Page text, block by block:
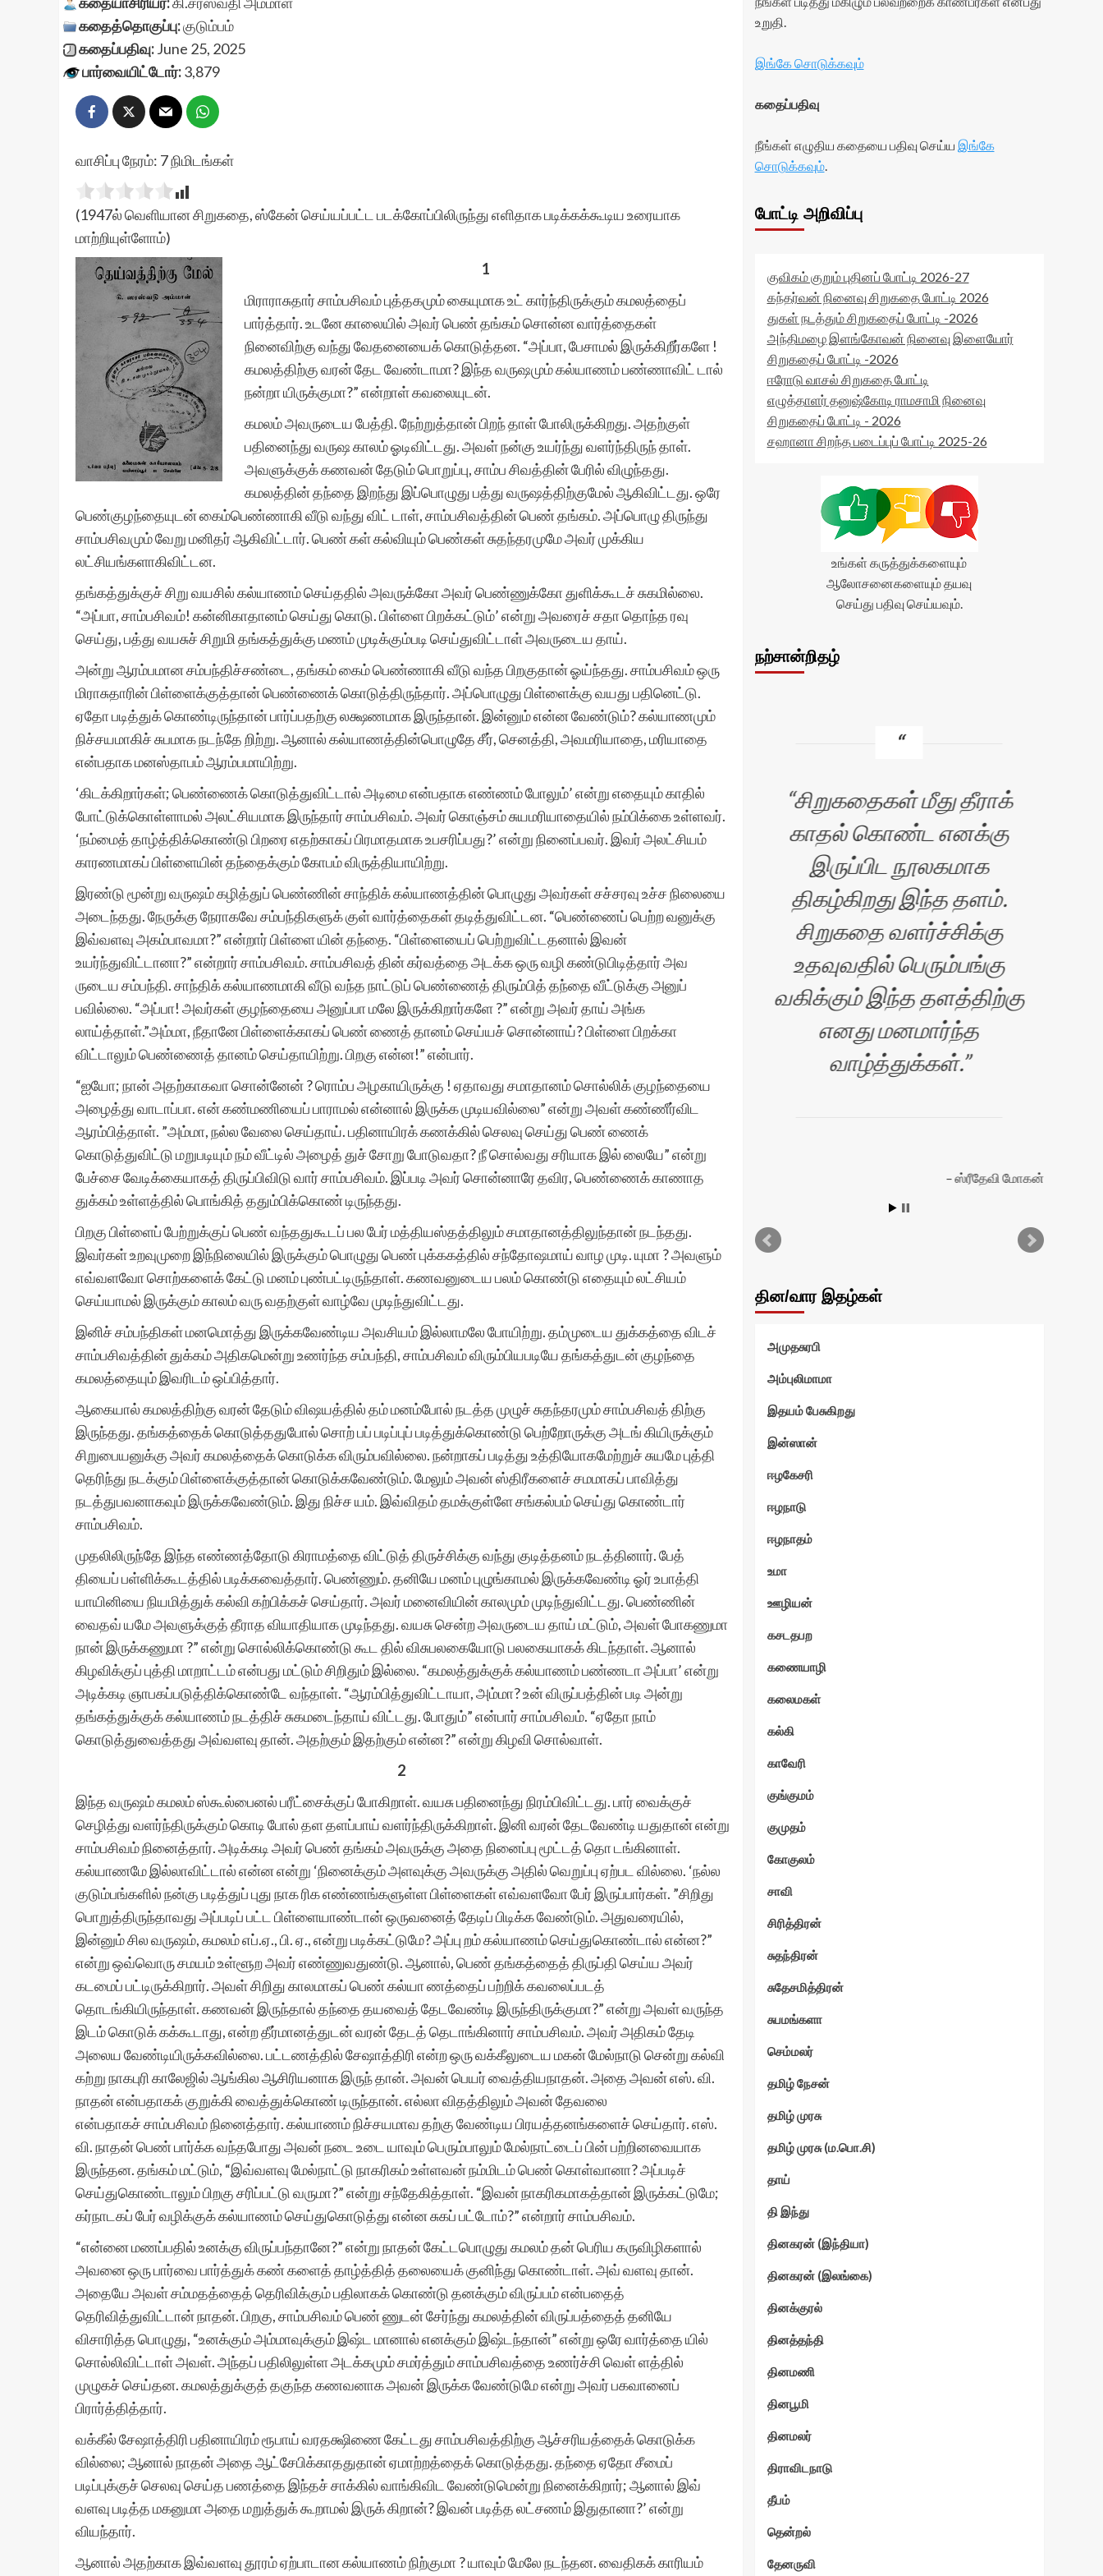
கதைத்தொகுப்பு:குடும்பம்
கதைப்பதிவு:June 25, 2025
பார்வையிட்டோர்:3,879
வாசிப்பு நேரம்: 7நிமிடங்கள்
(1947ல் வெளியான சிறுகதை, ஸ்கேன் செய்யப்பட்ட படக்கோப்பிலிருந்து எளிதாக படிக்கக்கூடிய உரையாக
மாற்றியுள்ளோம்)
1
மிராராசுதார் சாம்பசிவம் புத்தகமும் கையுமாக உட் கார்ந்திருக்கும் கமலத்தைப்
பார்த்தார். உடனே காலையில் அவர் பெண் தங்கம் சொன்ன வார்த்தைகள்
நினைவிற்கு வந்து வேதனையைக் கொடுத்தன. “அப்பா, பேசாமல் இருக்கிறீர்களே !
கமலத்திற்கு வரன் தேட வேண்டாமா? இந்த வருஷமும் கல்யாணம் பண்ணாவிட் டால்
நன்றா யிருக்குமா?” என்றாள் கவலையுடன்.
கமலம் அவருடைய பேத்தி. நேற்றுத்தான் பிறந் தாள் போலிருக்கிறது. அதற்குள்
பதினைந்து வருஷ காலம் ஓடிவிட்டது. அவள் நன்கு உயர்ந்து வளர்ந்திருந் தாள்.
அவளுக்குக் கணவன் தேடும் பொறுப்பு, சாம்ப சிவத்தின் பேரில் விழுந்தது.
கமலத்தின் தந்தை இறந்து இப்பொழுது பத்து வருஷத்திற்குமேல் ஆகிவிட்டது. ஒரே
பெண்குழந்தையுடன் கைம்பெண்ணாகி வீடு வந்து விட் டாள், சாம்பசிவத்தின் பெண் தங்கம். அப்பொழு திருந்து
சாம்பசிவமும் வேறு மனிதர் ஆகிவிட்டார். பெண் கள் கல்வியும் பெண்கள் சுதந்தரமுமே அவர் முக்கிய
லட்சியங்களாகிவிட்டன.
தங்கத்துக்குச் சிறு வயசில் கல்யாணம் செய்ததில் அவருக்கோ அவர் பெண்ணுக்கோ துளிக்கூடச் சுகமில்லை.
“அப்பா, சாம்பசிவம்! கன்னிகாதானம் செய்து கொடு. பிள்ளை பிறக்கட்டும்’ என்று அவரைச் சதா தொந்த ரவு
செய்து, பத்து வயசுச் சிறுமி தங்கத்துக்கு மணம் முடிக்கும்படி செய்துவிட்டாள் அவருடைய தாய்.
அன்று ஆரம்பமான சம்பந்திச்சண்டை, தங்கம் கைம் பெண்ணாகி வீடு வந்த பிறகுதான் ஓய்ந்தது. சாம்பசிவம் ஒரு
மிராசுதாரின் பிள்ளைக்குத்தான் பெண்ணைக் கொடுத்திருந்தார். அப்பொழுது பிள்ளைக்கு வயது பதினெட்டு.
ஏதோ படித்துக் கொண்டிருந்தான் பார்ப்பதற்கு லக்ஷணமாக இருந்தான். இன்னும் என்ன வேண்டும்? கல்யாணமும்
நிச்சயமாகிச் சுபமாக நடந்தே றிற்று. ஆனால் கல்யாணத்தின்பொழுதே சீர், செனத்தி, அவமரியாதை, மரியாதை
என்பதாக மனஸ்தாபம் ஆரம்பமாயிற்று.
‘கிடக்கிறார்கள்; பெண்ணைக் கொடுத்துவிட்டால் அடிமை என்பதாக எண்ணம் போலும்’ என்று எதையும் காதில்
போட்டுக்கொள்ளாமல் அலட்சியமாக இருந்தார் சாம்பசிவம். அவர் கொஞ்சம் சுயமரியாதையில் நம்பிக்கை உள்ளவர்.
‘நம்மைத் தாழ்த்திக்கொண்டு பிறரை எதற்காகப் பிரமாதமாக உபசரிப்பது?’ என்று நினைப்பவர். இவர் அலட்சியம்
காரணமாகப் பிள்ளையின் தந்தைக்கும் கோபம் விருத்தியாயிற்று.
இரண்டு மூன்று வருஷம் கழித்துப் பெண்ணின் சாந்திக் கல்யாணத்தின் பொழுது அவர்கள் சச்சரவு உச்ச நிலையை
அடைந்தது. நேருக்கு நேராகவே சம்பந்திகளுக் குள் வார்த்தைகள் தடித்துவிட்டன. “பெண்ணைப் பெற்ற வனுக்கு
இவ்வளவு அகம்பாவமா?” என்றார் பிள்ளை யின் தந்தை. “பிள்ளையைப் பெற்றுவிட்டதனால் இவன்
உயர்ந்துவிட்டானா?” என்றார் சாம்பசிவம். சாம்பசிவத் தின் கர்வத்தை அடக்க ஒரு வழி கண்டுபிடித்தார் அவ
ருடைய சம்பந்தி. சாந்திக் கல்யாணமாகி வீடு வந்த நாட்டுப் பெண்ணைத் திரும்பித் தந்தை வீட்டுக்கு அனுப்
பவில்லை. “அப்பா! அவர்கள் குழந்தையை அனுப்பா மலே இருக்கிறார்களே ?” என்று அவர் தாய் அங்க
லாய்த்தாள்.”அம்மா, நீதானே பிள்ளைக்காகப் பெண் ணைத் தானம் செய்யச் சொன்னாய்? பிள்ளை பிறக்கா
விட்டாலும் பெண்ணைத் தானம் செய்தாயிற்று. பிறகு என்ன!” என்பார்.
“ஐயோ; நான் அதற்காகவா சொன்னேன் ? ரொம்ப அழகாயிருக்கு ! ஏதாவது சமாதானம் சொல்லிக் குழந்தையை
அழைத்து வாடாப்பா. என் கண்மணியைப் பாராமல் என்னால் இருக்க முடியவில்லை” என்று அவள் கண்ணீர்விட
ஆரம்பித்தாள். ”அம்மா, நல்ல வேலை செய்தாய். பதினாயிரக் கணக்கில் செலவு செய்து பெண் ணைக்
கொடுத்துவிட்டு மறுபடியும் நம் வீட்டில் அழைத் துச் சோறு போடுவதா? நீ சொல்வது சரியாக இல் லையே” என்று
பேச்சை வேடிக்கையாகத் திருப்பிவிடு வார் சாம்பசிவம். இப்படி அவர் சொன்னாரே தவிர, பெண்ணைக் காணாத
துக்கம் உள்ளத்தில் பொங்கித் ததும்பிக்கொண் டிருந்தது.
பிறகு பிள்ளைப் பேற்றுக்குப் பெண் வந்ததுகூடப் பல பேர் மத்தியஸ்தத்திலும் சமாதானத்திலுந்தான் நடந்தது.
இவர்கள் உறவுமுறை இந்நிலையில் இருக்கும் பொழுது பெண் புக்ககத்தில் சந்தோஷமாய் வாழ முடி. யுமா ? அவளும்
எவ்வளவோ சொற்களைக் கேட்டு மனம் புண்பட்டிருந்தாள். கணவனுடைய பலம் கொண்டு எதையும் லட்சியம்
செய்யாமல் இருக்கும் காலம் வரு வதற்குள் வாழ்வே முடிந்துவிட்டது.
இனிச் சம்பந்திகள் மனமொத்து இருக்கவேண்டிய அவசியம் இல்லாமலே போயிற்று. தம்முடைய துக்கத்தை விடச்
சாம்பசிவத்தின் துக்கம் அதிகமென்று உணர்ந்த சம்பந்தி, சாம்பசிவம் விரும்பியபடியே தங்கத்துடன் குழந்தை
கமலத்தையும் இவரிடம் ஒப்பித்தார்.
ஆகையால் கமலத்திற்கு வரன் தேடும் விஷயத்தில் தம் மனம்போல் நடத்த முழுச் சுதந்தரமும் சாம்பசிவத் திற்கு
இருந்தது. தங்கத்தைக் கொடுத்ததுபோல் சொற் பப் படிப்புப் படித்துக்கொண்டு பெற்றோருக்கு அடங் கியிருக்கும்
சிறுபையனுக்கு அவர் கமலத்தைக் கொடுக்க விரும்பவில்லை. நன்றாகப் படித்து உத்தியோகமேற்றுச் சுயமே புத்தி
தெரிந்து நடக்கும் பிள்ளைக்குத்தான் கொடுக்கவேண்டும். மேலும் அவன் ஸ்திரீகளைச் சமமாகப் பாவித்து
நடத்துபவனாகவும் இருக்கவேண்டும். இது நிச்ச யம். இவ்விதம் தமக்குள்ளே சங்கல்பம் செய்து கொண்டார்
சாம்பசிவம்.
முதலிலிருந்தே இந்த எண்ணத்தோடு கிராமத்தை விட்டுத் திருச்சிக்கு வந்து குடித்தனம் நடத்தினார். பேத்
தியைப் பள்ளிக்கூடத்தில் படிக்கவைத்தார். பெண்ணும். தனியே மனம் புழுங்காமல் இருக்கவேண்டி ஓர் உபாத்தி
யாயினியை நியமித்துக் கல்வி கற்பிக்கச் செய்தார். அவர் மனைவியின் காலமும் முடிந்துவிட்டது. பெண்ணின்
வைதவ் யமே அவளுக்குத் தீராத வியாதியாக முடிந்தது. வயசு சென்ற அவருடைய தாய் மட்டும், அவள் போகணுமா
நான் இருக்கணுமா ?” என்று சொல்லிக்கொண்டு கூட தில் விசுபலகையோடு பலகையாகக் கிடந்தாள். ஆனால்
கிழவிக்குப் புத்தி மாறாட்டம் என்பது மட்டும் சிறிதும் இல்லை. “கமலத்துக்குக் கல்யாணம் பண்ணடா அப்பா’ என்று
அடிக்கடி ஞாபகப்படுத்திக்கொண்டே வந்தாள். “ஆரம்பித்துவிட்டாயா, அம்மா? உன் விருப்பத்தின் படி அன்று
தங்கத்துக்குக் கல்யாணம் நடத்திச் சுகமடைந்தாய் விட்டது. போதும்” என்பார் சாம்பசிவம். “ஏதோ நாம்
கொடுத்துவைத்தது அவ்வளவு தான். அதற்கும் இதற்கும் என்ன?” என்று கிழவி சொல்வாள்.
2
இந்த வருஷம் கமலம் ஸ்கூல்பைனல் பரீட்சைக்குப் போகிறாள். வயசு பதினைந்து நிரம்பிவிட்டது. பார் வைக்குச்
செழித்து வளர்ந்திருக்கும் கொடி போல் தள தளப்பாய் வளர்ந்திருக்கிறாள். இனி வரன் தேடவேண்டி யதுதான் என்று
சாம்பசிவம் நினைத்தார். அடிக்கடி அவர் பெண் தங்கம் அவருக்கு அதை நினைப்பு மூட்டத் தொ டங்கினாள்.
கல்யாணமே இல்லாவிட்டால் என்ன என்று ‘நினைக்கும் அளவுக்கு அவருக்கு அதில் வெறுப்பு ஏற்பட வில்லை. ‘நல்ல
குடும்பங்களில் நன்கு படித்துப் புது நாக ரிக எண்ணங்களுள்ள பிள்ளைகள் எவ்வளவோ பேர் இருப்பார்கள். ”சிறிது
பொறுத்திருந்தாவது அப்படிப் பட்ட பிள்ளையாண்டான் ஒருவனைத் தேடிப் பிடிக்க வேண்டும். அதுவரையில்,
இன்னும் சில வருஷம், கமலம் எப்.ஏ., பி. ஏ., என்று படிக்கட்டுமே? அப்பு றம் கல்யாணம் செய்துகொண்டால் என்ன?”
என்று ஒவ்வொரு சமயம் உள்ளூற அவர் எண்ணுவதுண்டு. ஆனால், பெண் தங்கத்தைத் திருப்தி செய்ய அவர்
கடமைப் பட்டிருக்கிறார். அவள் சிறிது காலமாகப் பெண் கல்யா ணத்தைப் பற்றிக் கவலைப்படத்
தொடங்கியிருந்தாள். கணவன் இருந்தால் தந்தை தயவைத் தேடவேண்டி இருந்திருக்குமா?” என்று அவள் வருந்த
இடம் கொடுக் கக்கூடாது, என்ற தீர்மானத்துடன் வரன் தேடத் தெடாங்கினார் சாம்பசிவம். அவர் அதிகம் தேடி
அலைய வேண்டியிருக்கவில்லை. பட்டணத்தில் சேஷாத்திரி என்ற ஒரு வக்கீலுடைய மகன் மேல்நாடு சென்று கல்வி
கற்று நாகபுரி காலேஜில் ஆங்கில ஆசிரியனாக இருந் தான். அவன் பெயர் வைத்தியநாதன். அதை அவன் எஸ். வி.
நாதன் என்பதாகக் குறுக்கி வைத்துக்கொண் டிருந்தான். எல்லா விதத்திலும் அவன் தேவலை
என்பதாகச் சாம்பசிவம் நினைத்தார். கல்யாணம் நிச்சயமாவ தற்கு வேண்டிய பிரயத்தனங்களைச் செய்தார். எஸ்.
வி. நாதன் பெண் பார்க்க வந்தபோது அவன் நடை உடை யாவும் பெரும்பாலும் மேல்நாட்டைப் பின் பற்றினவையாக
இருந்தன. தங்கம் மட்டும், “இவ்வளவு மேல்நாட்டு நாகரிகம் உள்ளவன் நம்மிடம் பெண் கொள்வானா? அப்படிச்
செய்துகொண்டாலும் பிறகு சரிப்பட்டு வருமா?” என்று சந்தேகித்தாள். “இவன் நாகரிகமாகத்தான் இருக்கட்டுமே;
கர்நாடகப் பேர் வழிக்குக் கல்யாணம் செய்துகொடுத்து என்ன சுகப் பட்டோம்?” என்றார் சாம்பசிவம்.
“என்னை மணப்பதில் உனக்கு விருப்பந்தானே?” என்று நாதன் கேட்டபொழுது கமலம் தன் பெரிய கருவிழிகளால்
அவனை ஒரு பார்வை பார்த்துக் கண் களைத் தாழ்த்தித் தலையைக் குனிந்து கொண்டாள். அவ் வளவு தான்.
அதையே அவள் சம்மதத்தைத் தெரிவிக்கும் பதிலாகக் கொண்டு தனக்கும் விருப்பம் என்பதைத்
தெரிவித்துவிட்டான் நாதன். பிறகு, சாம்பசிவம் பெண் ணுடன் சேர்ந்து கமலத்தின் விருப்பத்தைத் தனியே
விசாரித்த பொழுது, “உனக்கும் அம்மாவுக்கும் இஷ்ட மானால் எனக்கும் இஷ்டந்தான்” என்று ஒரே வார்த்தை யில்
சொல்லிவிட்டாள் அவள். அந்தப் பதிலிலுள்ள அடக்கமும் சமர்த்தும் சாம்பசிவத்தை உணர்ச்சி வெள் ளத்தில்
முழுகச் செய்தன. கமலத்துக்குத் தகுந்த கணவனாக அவன் இருக்க வேண்டுமே என்று அவர் பகவானைப்
பிரார்த்தித்தார்.
வக்கீல் சேஷாத்திரி பதினாயிரம் ரூபாய் வரதக்ஷிணை கேட்டது சாம்பசிவத்திற்கு ஆச்சரியத்தைக் கொடுக்க
வில்லை; ஆனால் நாதன் அதை ஆட்சேபிக்காததுதான் ஏமாற்றத்தைக் கொடுத்தது. தந்தை ஏதோ சீமைப்
படிப்புக்குச் செலவு செய்த பணத்தை இந்தச் சாக்கில் வாங்கிவிட வேண்டுமென்று நினைக்கிறார்; ஆனால் இவ்
வளவு படித்த மகனுமா அதை மறுத்துக் கூறாமல் இருக் கிறான்? இவன் படித்த லட்சணம் இதுதானா?’ என்று
வியந்தார்.
ஆனால் அதற்காக இவ்வளவு தூரம் ஏற்பாடான கல்யாணம் நிற்குமா ? யாவும் மேலே நடந்தன. வைதிகக் காரியம்
உறுதி.
இங்கே சொடுக்கவும்
கதைப்பதிவு
நீங்கள் எழுதிய கதையை பதிவு செய்ய இங்கே
சொடுக்கவும்.
போட்டி அறிவிப்பு
குவிகம் குறும் புதினப் போட்டி 2026-27
கந்தர்வன் நினைவு சிறுகதை போட்டி 2026
துகள் நடத்தும் சிறுகதைப் போட்டி -2026
அந்திமழை இளங்கோவன் நினைவு இளையோர்
சிறுகதைப் போட்டி -2026
ஈரோடு வாசல் சிறுகதை போட்டி
எழுத்தாளர் தனுஷ்கோடி ராமசாமி நினைவு
சிறுகதைப் போட்டி - 2026
சஹானா சிறந்த படைப்புப் போட்டி 2025-26
உங்கள் கருத்துக்களையும்
ஆலோசனைகளையும் தயவு
செய்து பதிவு செய்யவும்.
நற்சான்றிதழ்
சுயமாக ஏற்படும்
எண்ணங்கள் தவிர
அனுபவங்கள் மூலம் நிறைய
எண்ணங்களையும், மனதில்
பதியும் அளவுக்கு சில
நினைவுகளையும்
உண்டாக்குகிறது.
வடிவில் கொண்டு வர என்
போன்ற சிலர்
ஆசைப்படுவார்கள்.ஆனால்
தனியே நாட்குறிப்பு போல்
எழுதுவதை விட சில
கற்பனைகள் சேர்ந்த கதை
வடிவில் எழுத விழையும்
எனைப் போன்றவர்களுக்கு
ஆதரவு அளித்து ஒரு
அமைத்து தந்திருக்கும்
‘சிறுகதை.காம்’ நிறுவனர்,
அதற்கு துணை இருப்போர்
மனமார்ந்த நன்றிகள் பல.
அவர்கள் இப்பணியில்
மேலும் பல உயர்வுகளையும்,
வெற்றிகளையும் அடைய
ஆண்டவனை
வேண்டுகிறேன். எனது
வாழ்த்துகள்.
ரா.நீலமேகம்
சிறுகதைகள் மீது தீராக்
காதல் கொண்ட எனக்கு
இருப்பிட நூலகமாக
திகழ்கிறது இந்த தளம்.
சிறுகதை வளர்ச்சிக்கு
உதவுவதில் பெரும்பங்கு
வகிக்கும் இந்த தளத்திற்கு
எனது மனமார்ந்த
வாழ்த்துக்கள்.
ஸ்ரீதேவி மோகன்
தின/வார இதழ்கள்
அமுதசுரபி
அம்புலிமாமா
இதயம் பேசுகிறது
இன்ஸான்
ஈழகேசரி
ஈழநாடு
ஈழநாதம்
உமா
ஊழியன்
கசடதபற
கணையாழி
கலைமகள்
கல்கி
காவேரி
குங்குமம்
குமுதம்
கோகுலம்
சாவி
சிரித்திரன்
சுதந்திரன்
சுதேசமித்திரன்
சுபமங்களா
செம்மலர்
தமிழ் நேசன்
தமிழ் முரசு
தமிழ் முரசு (ம.பொ.சி)
தாய்
தி இந்து
தினகரன் (இந்தியா)
தினகரன் (இலங்கை)
தினக்குரல்
தினத்தந்தி
தினமணி
தினபூமி
தினமலர்
திராவிடநாடு
தீபம்
தென்றல்
தேனருவி